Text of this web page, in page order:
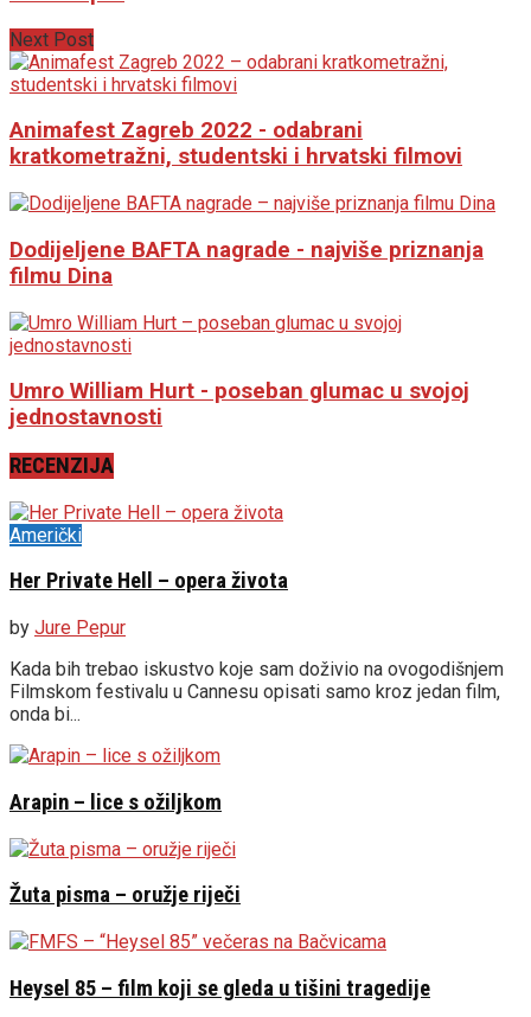
Next Post
Animafest Zagreb 2022 - odabrani
kratkometražni, studentski i hrvatski filmovi
Dodijeljene BAFTA nagrade - najviše priznanja
filmu Dina
Umro William Hurt - poseban glumac u svojoj
jednostavnosti
RECENZIJA
Američki
Her Private Hell – opera života
by Jure Pepur
Kada bih trebao iskustvo koje sam doživio na ovogodišnjem
Filmskom festivalu u Cannesu opisati samo kroz jedan film,
onda bi...
Arapin – lice s ožiljkom
Žuta pisma – oružje riječi
Heysel 85 – film koji se gleda u tišini tragedije